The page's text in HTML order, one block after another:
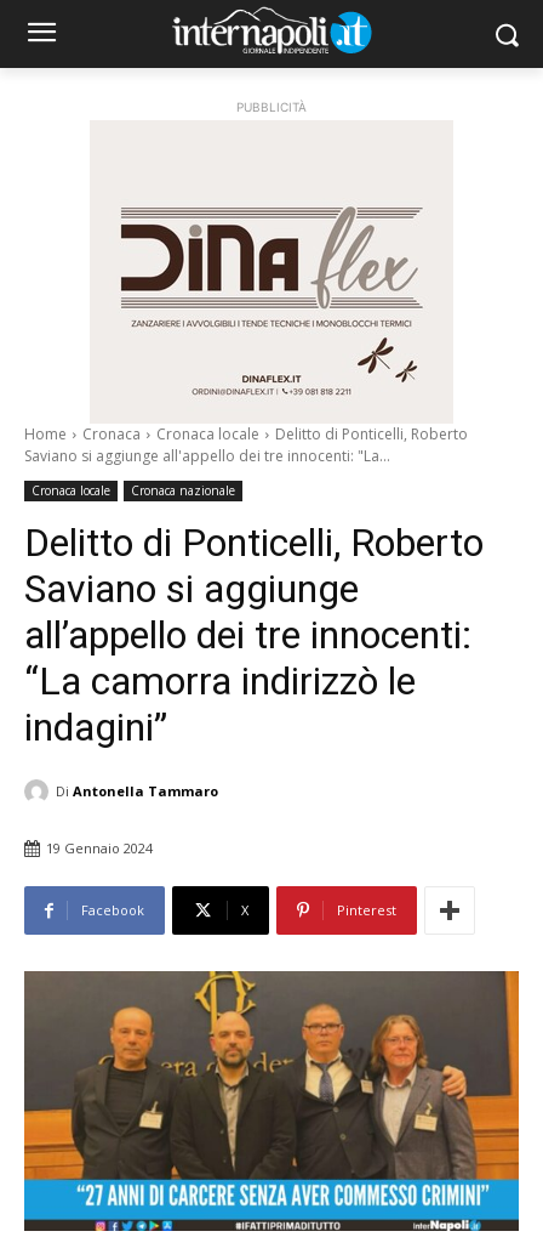
PUBBLICITÀ
Home Cronaca Cronaca locale
Delitto di Ponticelli, Roberto
Saviano si aggiunge all'appello dei tre innocenti: "La...
Cronaca locale Cronaca nazionale
Delitto di Ponticelli, Roberto
Saviano si aggiunge
all’appello dei tre innocenti:
“La camorra indirizzò le
indagini”
Di Antonella Tammaro
19 Gennaio 2024
Facebook X Pinterest